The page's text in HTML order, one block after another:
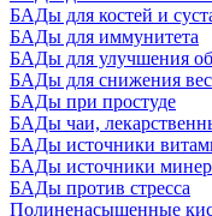
БАДы для костей и
БАДы для иммунитета
БАДы для улучшения
БАДы для снижения
БАДы при простуде
БАДы чаи,
БАДы источники
БАДы источники
БАДы против стресса
Полиненасыщенные